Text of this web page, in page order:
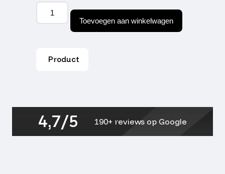
Kleppendeksel
schroefdop
cello/allo,
2,
aantal
Toevoegen aan winkelwagen
Product
4,7/5 190+ reviews op Google